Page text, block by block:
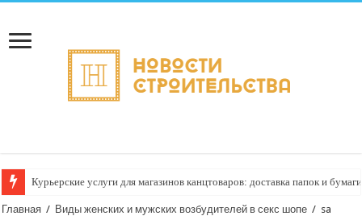
Курьерские услуги для магазинов канцтоваров: доставка папок и
Главная / Виды женских и мужских возбудителей в секс шопе / sa